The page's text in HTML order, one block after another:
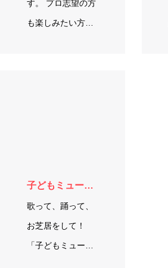
す。 プロ志望の方
も楽しみたい方も
子どもミュージカル
歌って、踊って、
お芝居をして！
「子どもミュージ